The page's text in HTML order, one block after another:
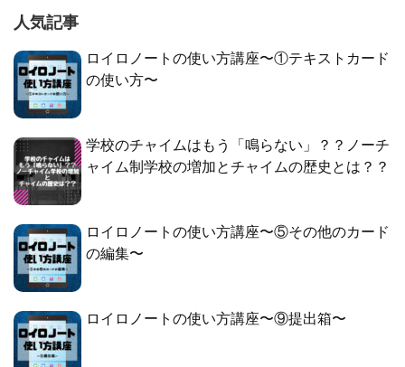
人気記事
ロイロノートの使い方講座〜①テキストカード
の使い方〜
学校のチャイムはもう「鳴らない」？？ノーチ
ャイム制学校の増加とチャイムの歴史とは？？
ロイロノートの使い方講座〜⑤その他のカード
の編集〜
ロイロノートの使い方講座〜⑨提出箱〜